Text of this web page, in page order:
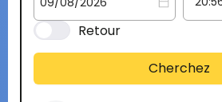
Retour
Cherchez